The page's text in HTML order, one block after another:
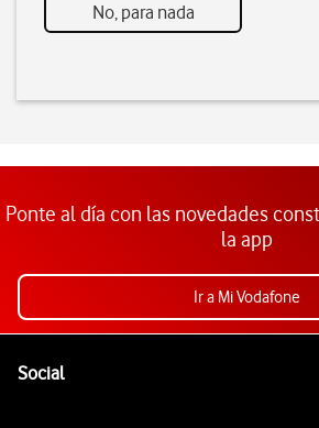
No, para nada
Ponte al día con las novedades
la app
Ir a Mi Vodafone
SocialEnlaces a las redes sociales de